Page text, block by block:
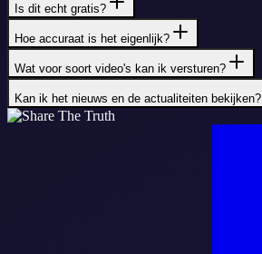
Is dit echt gratis?
Hoe accuraat is het eigenlijk?
Wat voor soort video's kan ik versturen?
Kan ik het nieuws en de actualiteiten bekijken?